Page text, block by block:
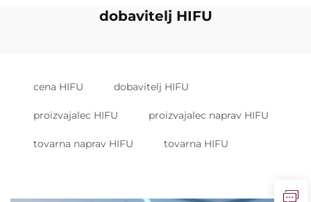
dobavitelj HIFU
cena HIFU dobavitelj HIFU
proizvajalec HIFU proizvajalec naprav HIFU
tovarna naprav HIFU tovarna HIFU